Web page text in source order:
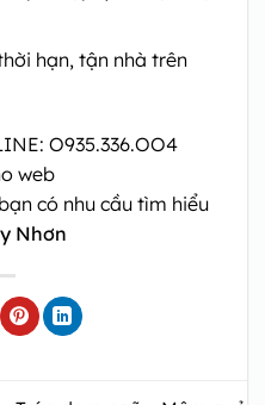
hạn, tận nhà trên
O935.336.OO4
web
có nhu cầu tìm hiểu
Nhơn